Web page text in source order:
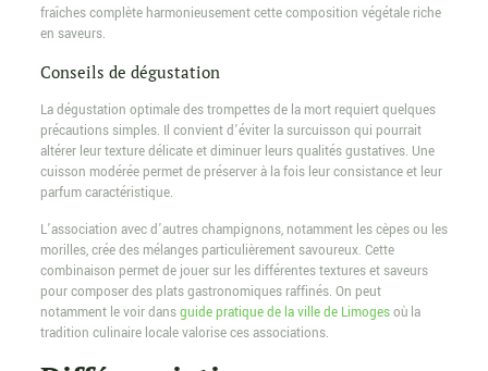
fraîches complète harmonieusement cette composition végétale riche
en saveurs.
Conseils de dégustation
La dégustation optimale des trompettes de la mort requiert quelques
précautions simples. Il convient d’éviter la surcuisson qui pourrait
altérer leur texture délicate et diminuer leurs qualités gustatives. Une
cuisson modérée permet de préserver à la fois leur consistance et leur
parfum caractéristique.
L’association avec d’autres champignons, notamment les cèpes ou les
morilles, crée des mélanges particulièrement savoureux. Cette
combinaison permet de jouer sur les différentes textures et saveurs
pour composer des plats gastronomiques raffinés. On peut
notamment le voir dansguide pratique de la ville de Limogesoù la
tradition culinaire locale valorise ces associations.